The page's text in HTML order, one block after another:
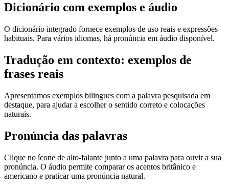
Dicionário com exemplos e áudio
O dicionário integrado fornece exemplos de uso reais e expressões
habituais. Para vários idiomas, há pronúncia em áudio disponível.
Tradução em contexto: exemplos de
frases reais
Apresentamos exemplos bilingues com a palavra pesquisada em
destaque, para ajudar a escolher o sentido correto e colocações
naturais.
Pronúncia das palavras
Clique no ícone de alto-falante junto a uma palavra para ouvir a sua
pronúncia. O áudio permite comparar os acentos britânico e
americano e praticar uma pronúncia natural.